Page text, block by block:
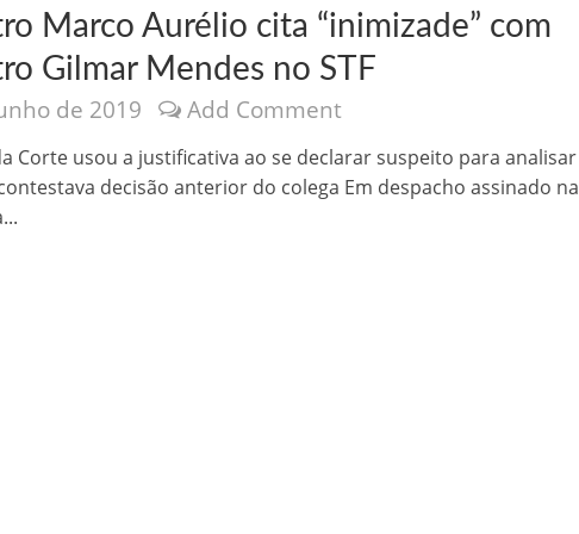
Como usam o nome de Jesus para ganhar dinheiro
Marco Aurélio cita “inimizade” com
Gilmar Mendes no STF
de 2019 Add Comment
Corte usou a justificativa ao se declarar suspeito para analisar
decisão anterior do colega Em despacho assinado na